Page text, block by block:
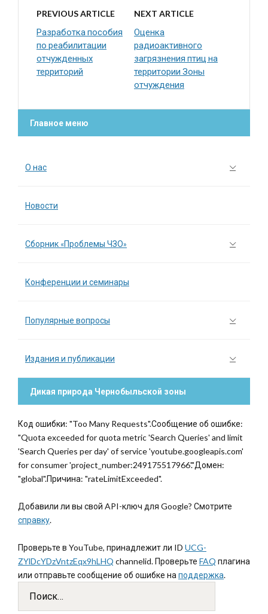
PREVIOUS ARTICLE
Разработка пособия
по реабилитации
отчужденных
территорий
NEXT ARTICLE
Оценка
радиоактивного
загрязнения птиц на
территории Зоны
отчуждения
Главное меню
О нас
Новости
Сборник «Проблемы ЧЗО»
Конференции и семинары
Популярные вопросы
Издания и публикации
Дикая природа Чернобыльской зоны
Код ошибки: "Too Many Requests".Сообщение об ошибке:
"Quota exceeded for quota metric 'Search Queries' and limit
'Search Queries per day' of service 'youtube.googleapis.com'
for consumer 'project_number:249175517966'."Домен:
"global".Причина: "rateLimitExceeded".
Добавили ли вы свой API-ключ для Google? Смотрите
справку.
Проверьте в YouTube, принадлежит ли ID UCG-
ZYlDcYDzVntzEqx9hLHQ channelid. Проверьте FAQ плагина
или отправьте сообщение об ошибке на поддержка.